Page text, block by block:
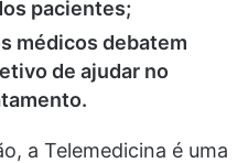
pacientes;
médicos debatem
de ajudar no
a Telemedicina é uma